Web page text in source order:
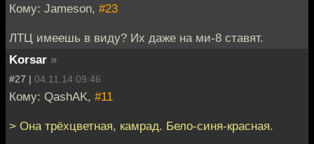
Кому: Jameson, #23
ЛТЦ имеешь в виду? Их даже на ми-8 ставят.
Korsar »
#27 | 04.11.14 09:46
Кому: QashAK, #11
> Она трёхцветная, камрад. Бело-синя-красная.